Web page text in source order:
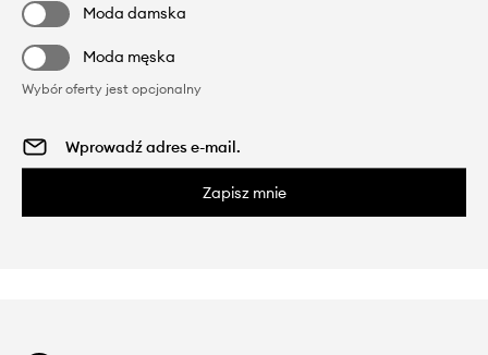
Moda damska
Moda męska
Wybór oferty jest opcjonalny
Zapisz mnie